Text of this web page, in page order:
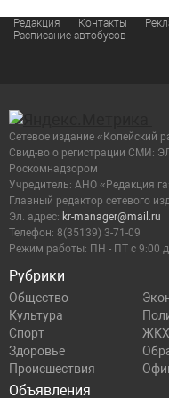
Редакция Контакты
Расписание автобусов
Рубрики
Общество
Культура
Спорт
ЖКХ
Здоровье
Происшествия
Объявления
Сетевое издание «Копейский
Cвид-во о регистрации СМИ:
Роскомнадзором
Учредитель: АНО «Редакция
Главный редактор сетевого
Эл. адрес: kr-manager@mail.ru
Телефон: 8(35139) 3-71-09
Режим работы: ПН - ПТ с 9:00